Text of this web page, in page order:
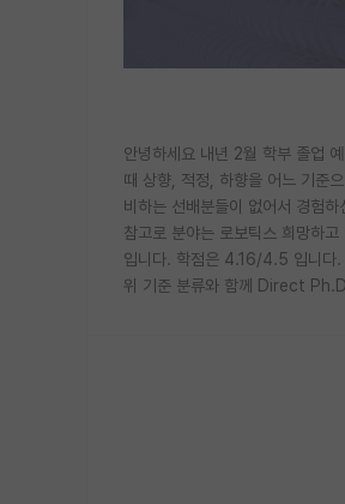
안녕하세요 내년 2월 학부 졸업
때 상향, 적정, 하향을 어느 기준
비하는 선배분들이 없어서 경험하
참고로 분야는 로보틱스 희망하
입니다. 학점은 4.16/4.5 입니다.
위 기준 분류와 함께 Direct Ph.D